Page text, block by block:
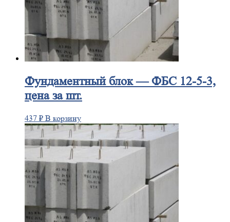
Фундаментныйблок — ФБС 12-5-3,
цена за шт.
437 ₽ В корзину